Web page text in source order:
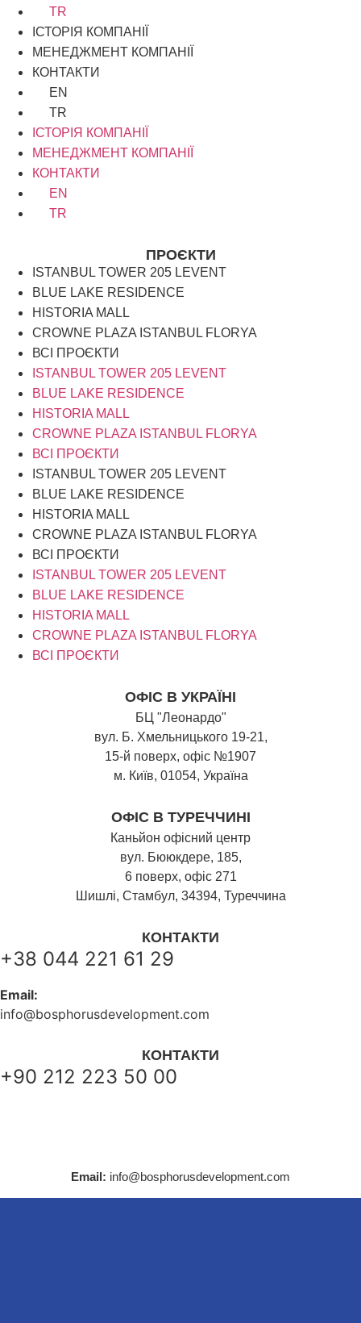
TR
ІСТОРІЯ КОМПАНІЇ
МЕНЕДЖМЕНТ КОМПАНІЇ
КОНТАКТИ
EN
TR
ІСТОРІЯ КОМПАНІЇ
МЕНЕДЖМЕНТ КОМПАНІЇ
КОНТАКТИ
EN
TR
ПРОЄКТИ
ISTANBUL TOWER 205 LEVENT
BLUE LAKE RESIDENCE
HISTORIA MALL
CROWNE PLAZA ISTANBUL FLORYA
ВСІ ПРОЄКТИ
ISTANBUL TOWER 205 LEVENT
BLUE LAKE RESIDENCE
HISTORIA MALL
CROWNE PLAZA ISTANBUL FLORYA
ВСІ ПРОЄКТИ
ISTANBUL TOWER 205 LEVENT
BLUE LAKE RESIDENCE
HISTORIA MALL
CROWNE PLAZA ISTANBUL FLORYA
ВСІ ПРОЄКТИ
ISTANBUL TOWER 205 LEVENT
BLUE LAKE RESIDENCE
HISTORIA MALL
CROWNE PLAZA ISTANBUL FLORYA
ВСІ ПРОЄКТИ
ОФІС В УКРАЇНІ
БЦ "Леонардо"
вул. Б. Хмельницького 19-21,
15-й поверх, офіс №1907
м. Київ, 01054, Україна
ОФІС В ТУРЕЧЧИНІ
Каньйон офісний центр
вул. Бююкдере, 185,
6 поверх, офіс 271
Шишлі, Стамбул, 34394, Туреччина
КОНТАКТИ
+38 044 221 61 29
Email:
info@bosphorusdevelopment.com
КОНТАКТИ
+90 212 223 50 00
Email: info@bosphorusdevelopment.com